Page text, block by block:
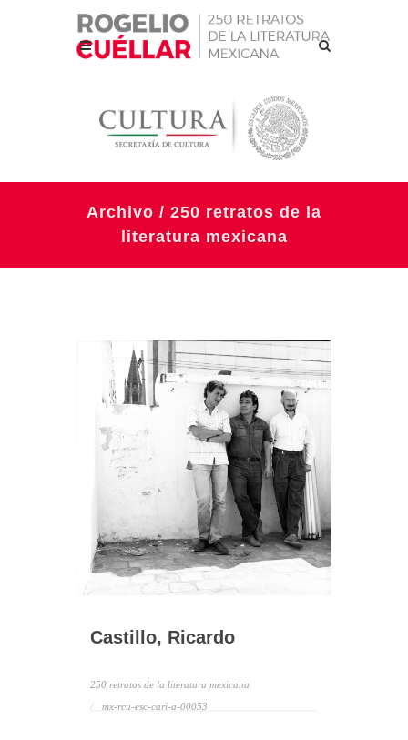
Archivo / 250 retratos de la
literatura mexicana
Castillo, Ricardo
250 retratos de la literatura mexicana
mx-rcu-esc-cari-a-00053